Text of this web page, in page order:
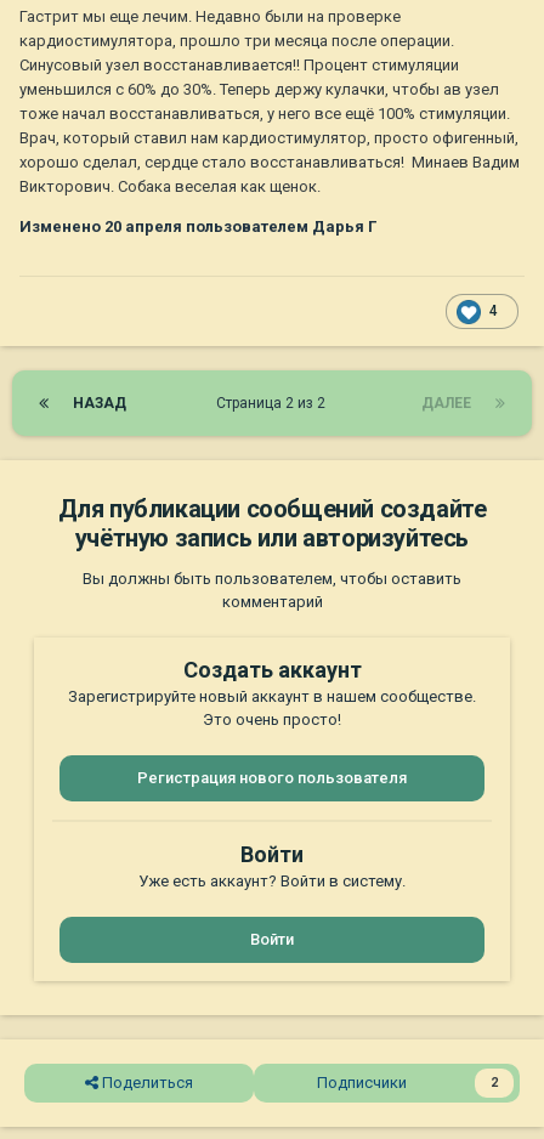
Гастрит мы еще лечим. Недавно были на проверке
кардиостимулятора, прошло три месяца после операции.
Синусовый узел восстанавливается!! Процент стимуляции
уменьшился с 60% до 30%. Теперь держу кулачки, чтобы ав узел
тоже начал восстанавливаться, у него все ещё 100% стимуляции.
Врач, который ставил нам кардиостимулятор, просто офигенный,
хорошо сделал, сердце стало восстанавливаться! Минаев Вадим
Викторович. Собака веселая как щенок.
Изменено 20 апреля пользователем Дарья Г
4
НАЗАД ДАЛЕЕ
Страница 2 из 2
Для публикации сообщений создайте
учётную запись или авторизуйтесь
Вы должны быть пользователем, чтобы оставить
комментарий
Создать аккаунт
Зарегистрируйте новый аккаунт в нашем сообществе.
Это очень просто!
Регистрация нового пользователя
Войти
Уже есть аккаунт? Войти в систему.
Войти
Поделиться Подписчики 2